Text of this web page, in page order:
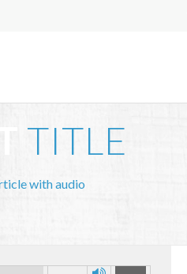
TITLE
with audio